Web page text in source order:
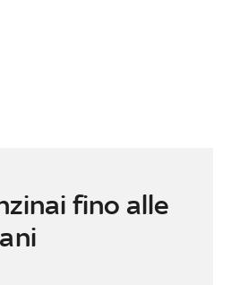
fino alle